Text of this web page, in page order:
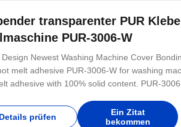
transparenter PUR
PUR-3006-W
Design Newest Washing Machine Cover
melt adhesive PUR-3006-W for washing
adhesive with 100% solid content. PUR-
Details prüfen
Ein Zitat
bekommen